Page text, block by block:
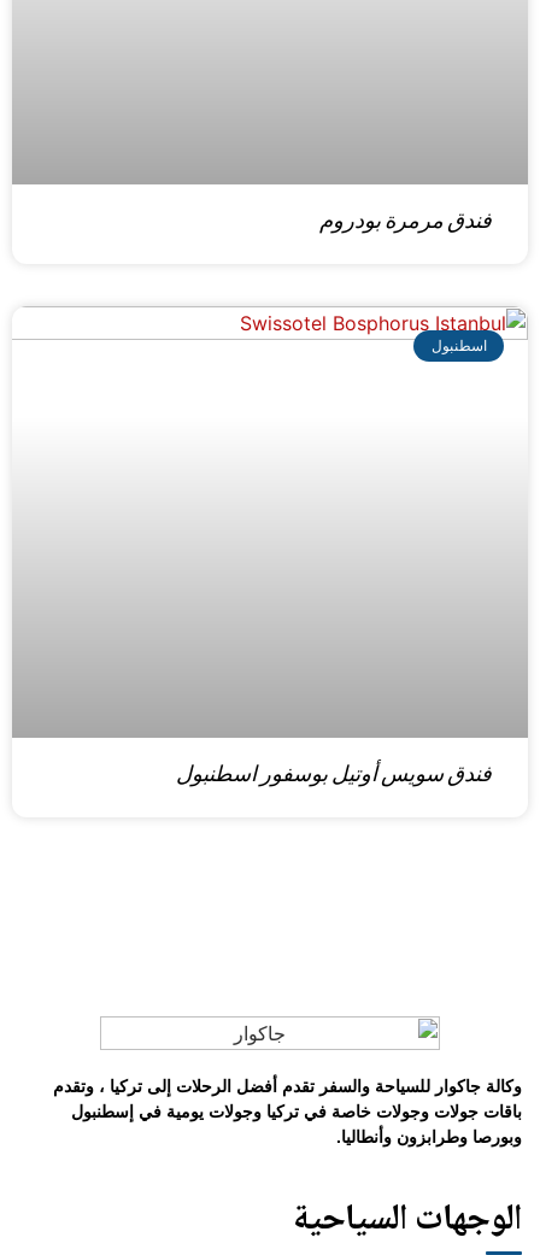
فندق مرمرة بودروم
اسطنبول
فندق سويس أوتيل بوسفور اسطنبول
وكالة جاكوار للسياحة والسفر تقدم أفضل الرحلات إلى تركيا ، وتقدم
باقات جولات وجولات خاصة في تركيا وجولات يومية في إسطنبول
وبورصا وطرابزون وأنطاليا.
الوجهات السياحية